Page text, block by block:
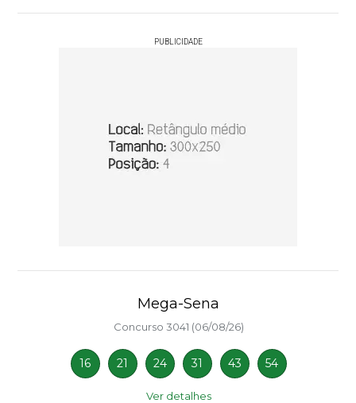
PUBLICIDADE
Mega-Sena
Concurso 3041 (06/08/26)
16 21 24 31 43 54
Ver detalhes